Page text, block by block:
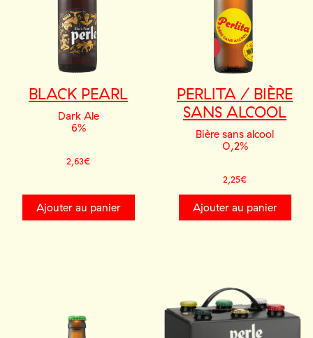
BLACK PEARL
Dark Ale
6%
2,63€
Ajouter au panier
PERLITA / BIÈRE
SANS ALCOOL
Bière sans alcool
0,2%
2,25€
Ajouter au panier